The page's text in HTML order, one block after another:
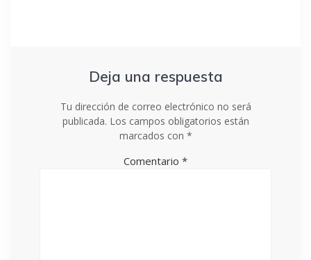
Deja una respuesta
Tu dirección de correo electrónico no será
publicada. Los campos obligatorios están
marcados con *
Comentario *